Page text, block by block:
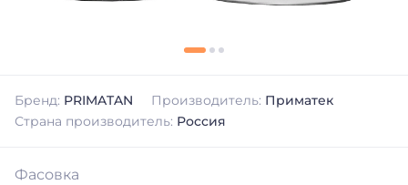
Бренд: PRIMATAN Производитель: Приматек
Страна производитель: Россия
Фасовка